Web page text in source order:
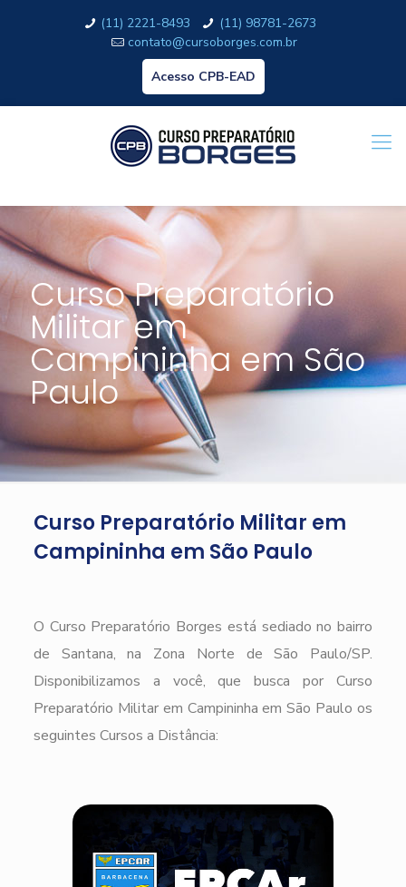
(11) 2221-8493
(11) 98781-2673
contato@cursoborges.com.br
Acesso CPB-EAD
Curso Preparatório
Militar em
Campininha em São
Paulo
Curso Preparatório Militar em
Campininha em São Paulo
O Curso Preparatório Borges está sediado no bairro
de Santana, na Zona Norte de São Paulo/SP.
Disponibilizamos a você, que busca por Curso
Preparatório Militar em Campininha em São Paulo os
seguintes Cursos a Distância: